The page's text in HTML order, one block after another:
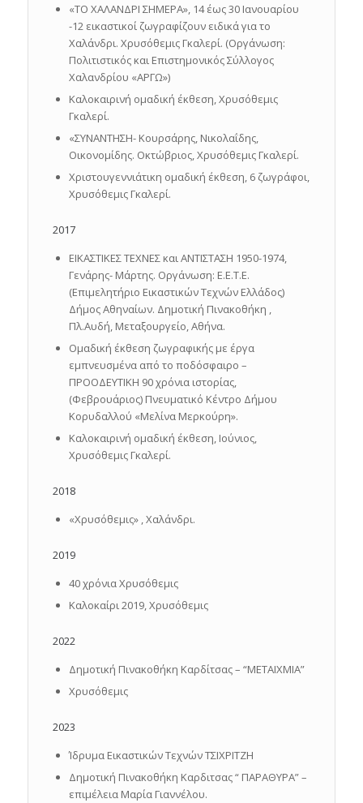
«ΤΟ ΧΑΛΑΝΔΡΙ ΣΗΜΕΡΑ», 14 έως 30 Ιανουαρίου
-12 εικαστικοί ζωγραφίζουν ειδικά για το
Χαλάνδρι. Χρυσόθεμις Γκαλερί. (Οργάνωση:
Πολιτιστικός και Επιστημονικός Σύλλογος
Χαλανδρίου «ΑΡΓΩ»)
Καλοκαιρινή ομαδική έκθεση, Χρυσόθεμις
Γκαλερί.
«ΣΥΝΑΝΤΗΣΗ- Κουρσάρης, Νικολαΐδης,
Οικονομίδης. Οκτώβριος, Χρυσόθεμις Γκαλερί.
Χριστουγεννιάτικη ομαδική έκθεση, 6 ζωγράφοι,
Χρυσόθεμις Γκαλερί.
2017
ΕΙΚΑΣΤΙΚΕΣ ΤΕΧΝΕΣ και ΑΝΤΙΣΤΑΣΗ 1950-1974,
Γενάρης- Μάρτης. Οργάνωση: Ε.Ε.Τ.Ε.
(Επιμελητήριο Εικαστικών Τεχνών Ελλάδος)
Δήμος Αθηναίων. Δημοτική Πινακοθήκη ,
Πλ.Αυδή, Μεταξουργείο, Αθήνα.
Ομαδική έκθεση ζωγραφικής με έργα
εμπνευσμένα από το ποδόσφαιρο –
ΠΡΟΟΔΕΥΤΙΚΗ 90 χρόνια ιστορίας,
(Φεβρουάριος) Πνευματικό Κέντρο Δήμου
Κορυδαλλού «Μελίνα Μερκούρη».
Καλοκαιρινή ομαδική έκθεση, Ιούνιος,
Χρυσόθεμις Γκαλερί.
2018
«Χρυσόθεμις» , Χαλάνδρι.
2019
40 χρόνια Χρυσόθεμις
Καλοκαίρι 2019, Χρυσόθεμις
2022
Δημοτική Πινακοθήκη Καρδίτσας – “ΜΕΤΑΙΧΜΙΑ”
Χρυσόθεμις
2023
Ίδρυμα Εικαστικών Τεχνών ΤΣΙΧΡΙΤΖΗ
Δημοτική Πινακοθήκη Καρδιτσας “ ΠΑΡΑΘΥΡΑ” –
επιμέλεια Μαρία Γιαννέλου.